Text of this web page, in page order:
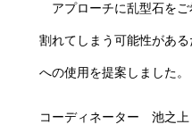
アプローチに乱型石をご
割れてしまう可能性があ
への使用を提案しました。
コーディネーター 池之上